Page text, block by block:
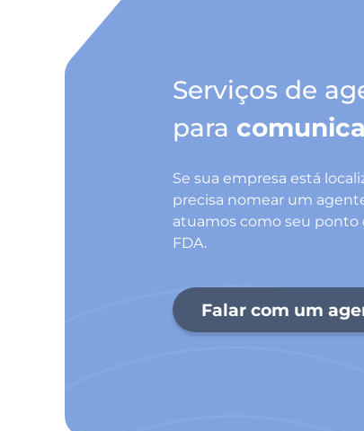
Serviços de
para
Se sua empresa está
precisa nomear um
atuamos como seu
FDA.
Falar com um